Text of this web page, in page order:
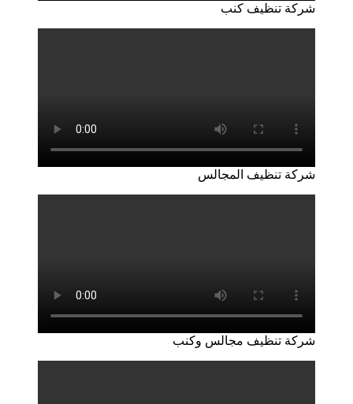
شركة تنظيف كنب
شركة تنظيف المجالس
شركة تنظيف مجالس وكنب